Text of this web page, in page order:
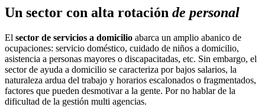
Un sector con alta rotación de personal
El sector de servicios a domicilio abarca un amplio abanico de
ocupaciones: servicio doméstico, cuidado de niños a domicilio,
asistencia a personas mayores o discapacitadas, etc. Sin embargo, el
sector de ayuda a domicilio se caracteriza por bajos salarios, la
naturaleza ardua del trabajo y horarios escalonados o fragmentados,
factores que pueden desmotivar a la gente. Por no hablar de la
dificultad de la gestión multi agencias.